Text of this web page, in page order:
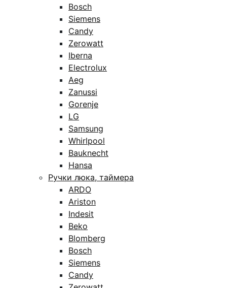
Bosch
Siemens
Candy
Zerowatt
Iberna
Electrolux
Aeg
Zanussi
Gorenje
LG
Samsung
Whirlpool
Bauknecht
Hansa
Ручки люка, таймера
ARDO
Ariston
Indesit
Beko
Blomberg
Bosch
Siemens
Candy